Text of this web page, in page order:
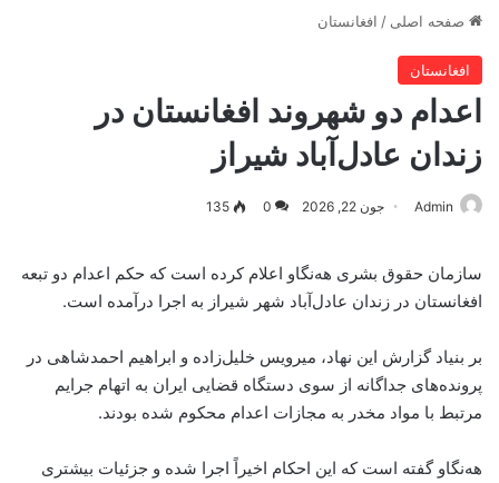
صفحه اصلی / افغانستان
افغانستان
اعدام دو شهروند افغانستان در
زندان عادل‌آباد شیراز
Admin جون 22, 2026 0
135
سازمان حقوق بشری هه‌نگاو اعلام کرده است که حکم اعدام دو تبعه
افغانستان در زندان عادل‌آباد شهر شیراز به اجرا درآمده است.
بر بنیاد گزارش این نهاد، میرویس خلیل‌زاده و ابراهیم احمدشاهی در
پرونده‌های جداگانه از سوی دستگاه قضایی ایران به اتهام جرایم
مرتبط با مواد مخدر به مجازات اعدام محکوم شده بودند.
هه‌نگاو گفته است که این احکام اخیراً اجرا شده و جزئیات بیشتری